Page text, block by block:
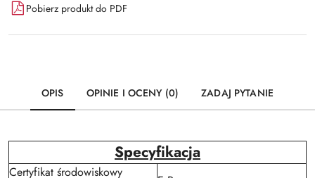
Pobierz produkt do PDF
OPIS OPINIE I OCENY (0) ZADAJ PYTANIE
Specyfikacja
Certyfikat środowiskowy